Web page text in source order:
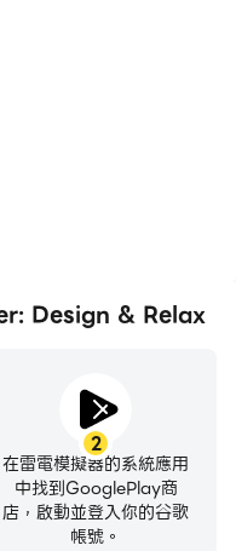
Design & Relax
2
在雷電模擬器的系統應用
中找到GooglePlay商
店，啟動並登入你的谷歌
帳號。